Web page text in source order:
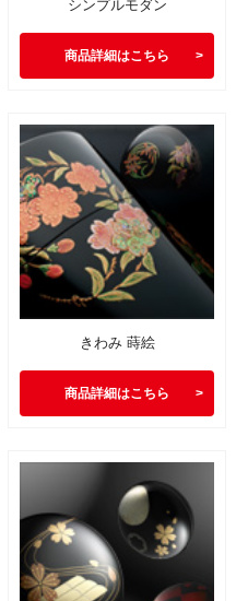
シンプルモダン
商品詳細はこちら
きわみ 蒔絵
商品詳細はこちら